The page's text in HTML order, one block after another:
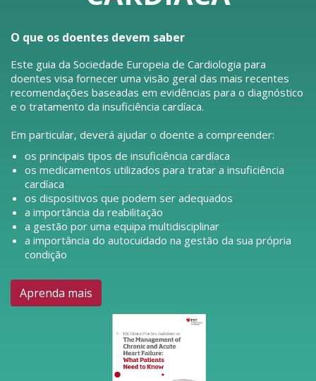
O que os doentes devem saber
Este guia da Sociedade Europeia de Cardiologia para
doentes visa fornecer uma visão geral das mais recentes
recomendações baseadas em evidências para o diagnóstico
e o tratamento da insuficiência cardíaca.
Em particular, deverá ajudar o doente a compreender:
os principais tipos de insuficiência cardíaca
os medicamentos utilizados para tratar a insuficiência
cardíaca
os dispositivos que podem ser adequados
a importância da reabilitação
a gestão por uma equipa multidisciplinar
a importância do autocuidado na gestão da sua própria
condição
Aprenda mais